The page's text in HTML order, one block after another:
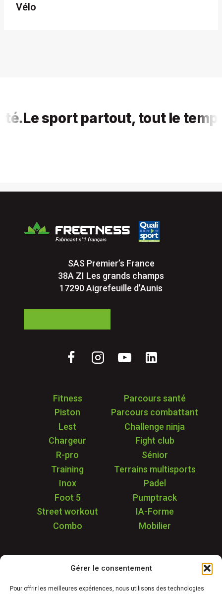
Gérer le consentement
Pour offrir les meilleures expériences, nous utilisons des technologies
Vélo
sport partout, tout le temps,
SAS Premier’s France
38A ZI Les grands champs
17290 Aigrefeuille d’Aunis
Fitness
Parcours santé
Piston
Parcours combattant
Lest
Challenge ninja
Chargeur
Fight club
R-pro
Sénior
Training
Terrains multisports
Inox
Padel
Foot 5
Pumptrack
Street workout
IA-Forme
Combo
Mobilier
Garantie & SAV
Déstockage